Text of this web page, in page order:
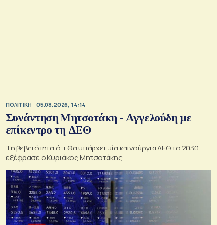
ΠΟΛΙΤΙΚΗ 05.08.2026, 14:14
Συνάντηση Μητσοτάκη - Αγγελούδη με
επίκεντρο τη ΔΕΘ
Τη βεβαιότητα ότι θα υπάρχει μία καινούργια ΔΕΘ το 2030
εξέφρασε ο Κυριάκος Μητσοτάκης